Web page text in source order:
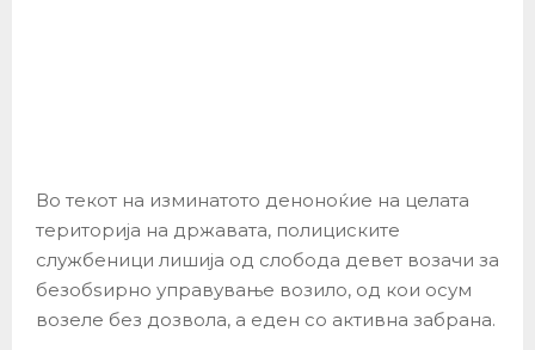
Во текот на изминатото деноноќие на целата
територија на државата, полициските
службеници лишија од слобода девет возачи за
безобѕирно управување возило, од кои осум
возеле без дозвола, а еден со активна забрана.